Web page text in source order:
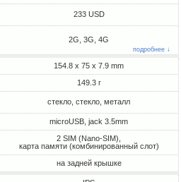
233 USD
2G, 3G, 4G
подробнее ↓
154.8 x 75 x 7.9 mm
149.3 г
стекло, стекло, металл
microUSB, jack 3.5mm
2 SIM (Nano-SIM),
карта памяти (комбинированный слот)
на задней крышке